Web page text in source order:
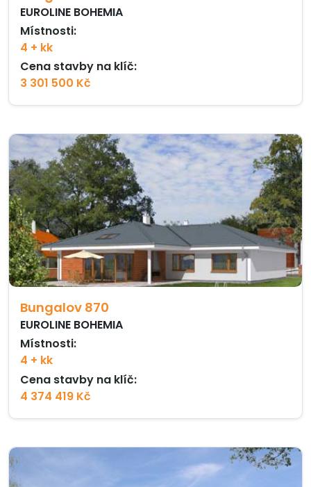
EUROLINE BOHEMIA
Místnosti:
4 + kk
Cena stavby na klíč:
3 301 500 Kč
Bungalov 870
EUROLINE BOHEMIA
Místnosti:
4 + kk
Cena stavby na klíč:
4 374 419 Kč